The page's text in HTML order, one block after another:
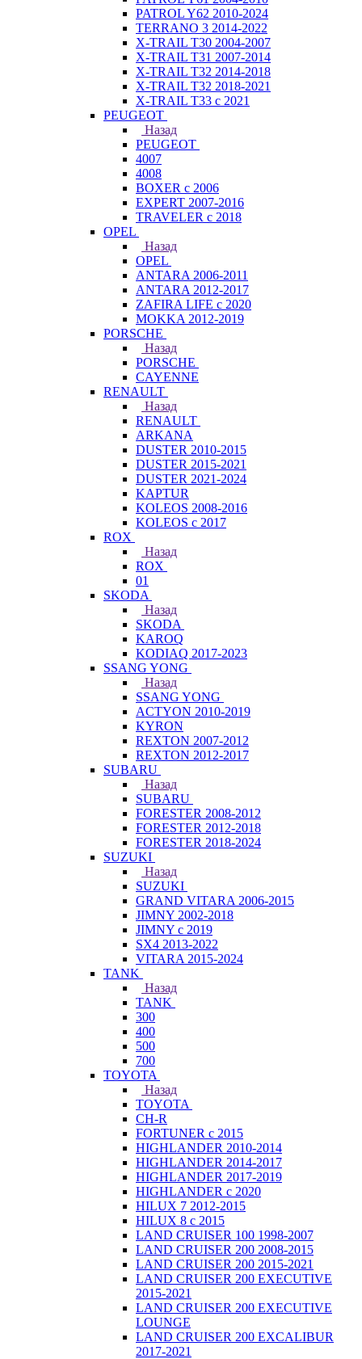
PATROL Y62 2010-2024
TERRANO 3 2014-2022
X-TRAIL T30 2004-2007
X-TRAIL T31 2007-2014
X-TRAIL T32 2014-2018
X-TRAIL T32 2018-2021
X-TRAIL T33 с 2021
PEUGEOT
Назад
PEUGEOT
4007
4008
BOXER с 2006
EXPERT 2007-2016
TRAVELER с 2018
OPEL
Назад
OPEL
ANTARA 2006-2011
ANTARA 2012-2017
ZAFIRA LIFE с 2020
MOKKA 2012-2019
PORSCHE
Назад
PORSCHE
CAYENNE
RENAULT
Назад
RENAULT
ARKANA
DUSTER 2010-2015
DUSTER 2015-2021
DUSTER 2021-2024
KAPTUR
KOLEOS 2008-2016
KOLEOS с 2017
ROX
Назад
ROX
01
SKODA
Назад
SKODA
KAROQ
KODIAQ 2017-2023
SSANG YONG
Назад
SSANG YONG
ACTYON 2010-2019
KYRON
REXTON 2007-2012
REXTON 2012-2017
SUBARU
Назад
SUBARU
FORESTER 2008-2012
FORESTER 2012-2018
FORESTER 2018-2024
SUZUKI
Назад
SUZUKI
GRAND VITARA 2006-2015
JIMNY 2002-2018
JIMNY с 2019
SX4 2013-2022
VITARA 2015-2024
TANK
Назад
TANK
300
400
500
700
TOYOTA
Назад
TOYOTA
CH-R
FORTUNER с 2015
HIGHLANDER 2010-2014
HIGHLANDER 2014-2017
HIGHLANDER 2017-2019
HIGHLANDER с 2020
HILUX 7 2012-2015
HILUX 8 с 2015
LAND CRUISER 100 1998-2007
LAND CRUISER 200 2008-2015
LAND CRUISER 200 2015-2021
LAND CRUISER 200 EXECUTIVE
2015-2021
LAND CRUISER 200 EXECUTIVE
LOUNGE
LAND CRUISER 200 EXCALIBUR
2017-2021